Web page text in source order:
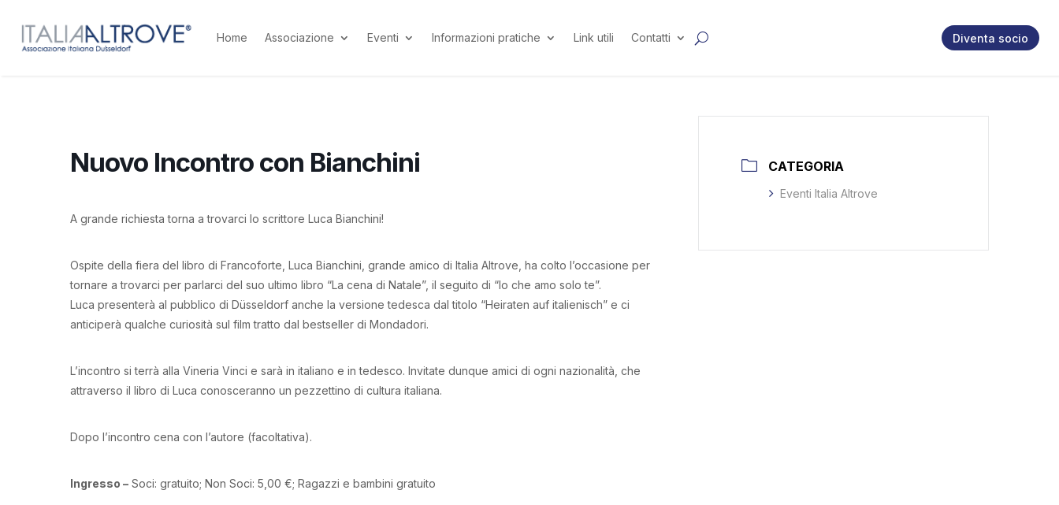
Home Associazione Eventi Informazioni pratiche Link utili Contatti Diventa socio
Nuovo Incontro con Bianchini
A grande richiesta torna a trovarci lo scrittore Luca Bianchini!
Ospite della fiera del libro di Francoforte, Luca Bianchini, grande amico di Italia Altrove, ha colto l’occasione per
tornare a trovarci per parlarci del suo ultimo libro “La cena di Natale”, il seguito di “Io che amo solo te”.
Luca presenterà al pubblico di Düsseldorf anche la versione tedesca dal titolo “Heiraten auf italienisch” e ci
anticiperà qualche curiosità sul film tratto dal bestseller di Mondadori.
L’incontro si terrà alla Vineria Vinci e sarà in italiano e in tedesco. Invitate dunque amici di ogni nazionalità, che
attraverso il libro di Luca conosceranno un pezzettino di cultura italiana.
Dopo l’incontro cena con l’autore (facoltativa).
Ingresso – Soci: gratuito; Non Soci: 5,00 €; Ragazzi e bambini gratuito
CATEGORIA
Eventi Italia Altrove